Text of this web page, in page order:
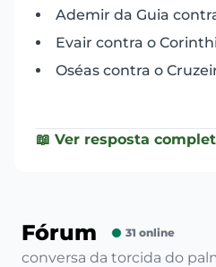
Ademir da Guia
Evair contra o
Oséas contra o
📖 Ver resposta
Fórum 31 online
conversa da torcida do